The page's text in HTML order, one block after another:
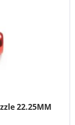
22.25MM